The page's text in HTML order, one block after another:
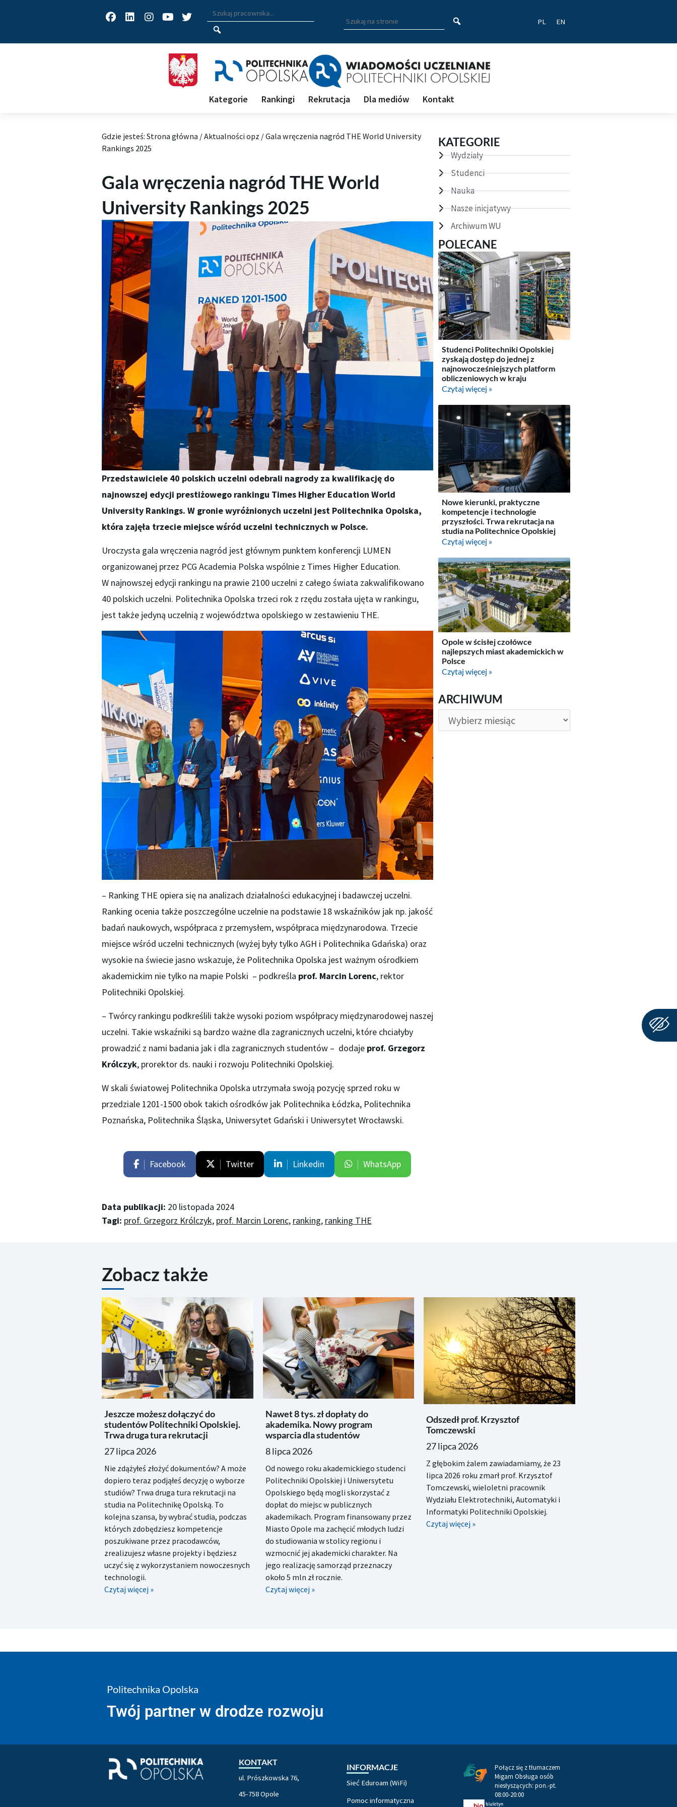
Facebook
LinkedinInstagram
YoutubeTwitterWyszukiwarka pracowników
Wpisz nazwisko, fragment nazwiska bądź imię pracownika aby wyszukać
Wpisz
szukaną
frazę
wyszukać
na
PL EN
Kategorie Rankingi Rekrutacja Dla mediów Kontakt
Gdzie jesteś: Strona główna /Aktualności opz /Gala wręczenia nagród THE World University
Rankings 2025
Gala wręczenia nagród THE World
University Rankings 2025
Przedstawiciele 40 polskich uczelni odebrali nagrody za kwalifikację do
najnowszej edycji prestiżowego rankingu Times Higher Education World
University Rankings. W gronie wyróżnionych uczelni jest Politechnika Opolska,
która zajęła trzecie miejsce wśród uczelni technicznych w Polsce.
Uroczysta gala wręczenia nagród jest głównym punktem konferencji LUMEN
organizowanej przez PCG Academia Polska wspólnie z Times Higher Education.
W najnowszej edycji rankingu na prawie 2100 uczelni z całego świata zakwalifikowano
40 polskich uczelni. Politechnika Opolska trzeci rok z rzędu została ujęta w rankingu,
jest także jedyną uczelnią z województwa opolskiego w zestawieniu THE.
– Ranking THE opiera się na analizach działalności edukacyjnej i badawczej uczelni.
Ranking ocenia także poszczególne uczelnie na podstawie 18 wskaźników jak np. jakość
badań naukowych, współpraca z przemysłem, współpraca międzynarodowa. Trzecie
miejsce wśród uczelni technicznych (wyżej były tylko AGH i Politechnika Gdańska) oraz
wysokie na świecie jasno wskazuje, że Politechnika Opolska jest ważnym ośrodkiem
akademickim nie tylko na mapie Polski – podkreśla prof. Marcin Lorenc, rektor
Politechniki Opolskiej.
– Twórcy rankingu podkreślili także wysoki poziom współpracy międzynarodowej naszej
uczelni. Takie wskaźniki są bardzo ważne dla zagranicznych uczelni, które chciałyby
prowadzić z nami badania jak i dla zagranicznych studentów – dodaje prof. Grzegorz
Królczyk, prorektor ds. nauki i rozwoju Politechniki Opolskiej.
W skali światowej Politechnika Opolska utrzymała swoją pozycję sprzed roku w
przedziale 1201-1500 obok takich ośrodków jak Politechnika Łódzka, Politechnika
Poznańska, Politechnika Śląska, Uniwersytet Gdański i Uniwersytet Wrocławski.
Facebook Twitter Linkedin WhatsApp
Data publikacji: 20 listopada 2024
Tagi: prof. Grzegorz Królczyk, prof. Marcin Lorenc, ranking, ranking THE
KATEGORIE
Wydziały
Studenci
Nauka
Nasze inicjatywy
Archiwum WU
POLECANE
Studenci Politechniki Opolskiej
zyskają dostęp do jednej z
najnowocześniejszych platform
obliczeniowych w kraju
Czytaj więcej »
Nowe kierunki, praktyczne
kompetencje i technologie
przyszłości. Trwa rekrutacja na
studia na Politechnice Opolskiej
Czytaj więcej »
Opole w ścisłej czołówce
najlepszych miast akademickich w
Polsce
Czytaj więcej »
ARCHIWUM
ARCHIWUM
Zobacz także
Jeszcze możesz dołączyć do
studentów Politechniki Opolskiej.
Trwa druga tura rekrutacji
27 lipca 2026
Nie zdążyłeś złożyć dokumentów? A może
dopiero teraz podjąłeś decyzję o wyborze
studiów? Trwa druga tura rekrutacji na
studia na Politechnikę Opolską. To
kolejna szansa, by wybrać studia, podczas
których zdobędziesz kompetencje
poszukiwane przez pracodawców,
zrealizujesz własne projekty i będziesz
uczyć się z wykorzystaniem nowoczesnych
technologii.
Czytaj więcej »
Nawet 8 tys. zł dopłaty do
akademika. Nowy program
wsparcia dla studentów
8 lipca 2026
Od nowego roku akademickiego studenci
Politechniki Opolskiej i Uniwersytetu
Opolskiego będą mogli skorzystać z
dopłat do miejsc w publicznych
akademikach. Program finansowany przez
Miasto Opole ma zachęcić młodych ludzi
do studiowania w stolicy regionu i
wzmocnić jej akademicki charakter. Na
jego realizację samorząd przeznaczy
około 5 mln zł rocznie.
Czytaj więcej »
Odszedł prof. Krzysztof
Tomczewski
27 lipca 2026
Z głębokim żalem zawiadamiamy, że 23
lipca 2026 roku zmarł prof. Krzysztof
Tomczewski, wieloletni pracownik
Wydziału Elektrotechniki, Automatyki i
Informatyki Politechniki Opolskiej.
Czytaj więcej »
Politechnika Opolska
Twój partner w drodze rozwoju
KONTAKT
ul. Prószkowska 76,
45-758 Opole
INFORMACJE
Sieć Eduroam (WiFi)
Pomoc informatyczna
Połącz się z tłumaczem
Migam Obsługa osób
niesłyszących: pon.-pt.
08:00-20:00